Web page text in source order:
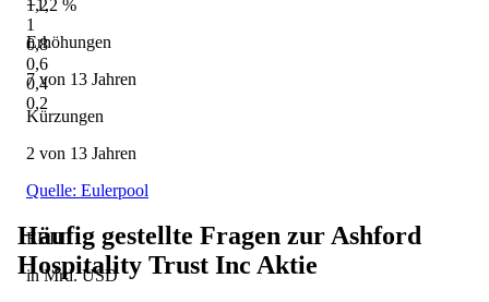
1,2
1
0,8
0,6
0,4
0,2
EBIT
in Mrd. USD
+1,2 %
Erhöhungen
7 von 13 Jahren
Kürzungen
2 von 13 Jahren
Quelle: Eulerpool
Häufig gestellte Fragen zurAshford
Hospitality Trust Inc Aktie